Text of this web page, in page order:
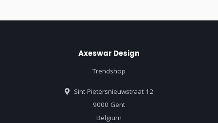
Axeswar Design
Trendshop
Sint-Pietersnieuwstraat 12
9000 Gent
Belgium